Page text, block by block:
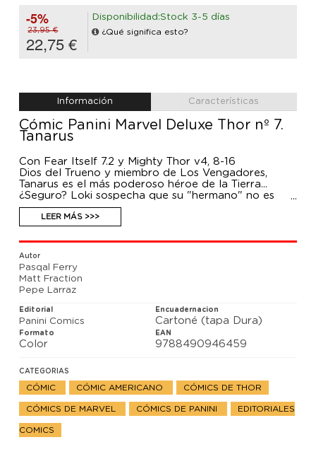
-5%
23,95 €
22,75 €
Disponibilidad:Stock 3-5 días
¿Qué significa esto?
Información Características
Cómic Panini Marvel Deluxe Thor nº 7.
Tanarus
Con Fear Itself 7.2 y Mighty Thor v4, 8-16
Dios del Trueno y miembro de Los Vengadores,
Tanarus es el más poderoso héroe de la Tierra...
¿Seguro? Loki sospecha que su "hermano" no es
quien dice ser y está decidido a encontrar la verdad.
El Dios de las Mentiras ha de recurrir a Donald Blake
para resolver el misterio.
LEER MÁS >>>
Autor
Pasqal Ferry
Matt Fraction
Pepe Larraz
Editorial
Panini Comics
Encuadernacion
Cartoné (tapa Dura)
Formato
Color
EAN
9788490946459
CATEGORIAS
CÓMIC CÓMIC AMERICANO CÓMICS DE THOR
CÓMICS DE MARVEL CÓMICS DE PANINI EDITORIALES
COMICS